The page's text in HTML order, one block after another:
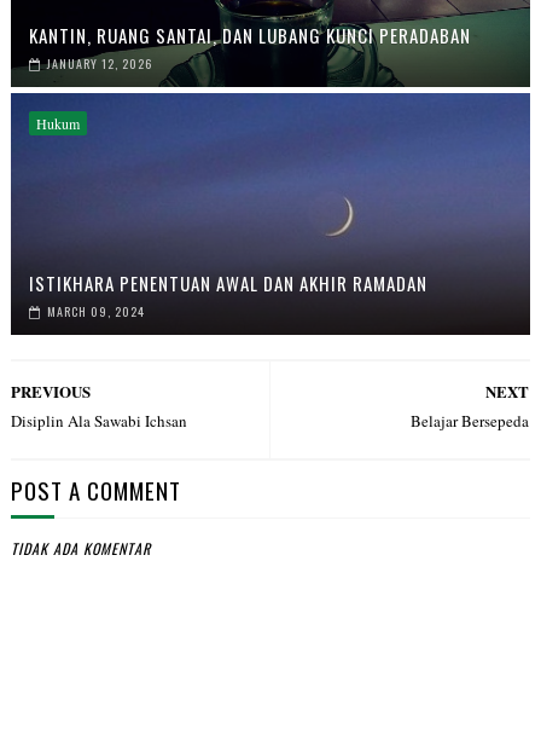
KANTIN, RUANG SANTAI, DAN LUBANG KUNCI PERADABAN
JANUARY 12, 2026
Hukum
ISTIKHARA PENENTUAN AWAL DAN AKHIR RAMADAN
MARCH 09, 2024
NEXT
Belajar Bersepeda
PREVIOUS
Disiplin Ala Sawabi Ichsan
POST A COMMENT
TIDAK ADA KOMENTAR